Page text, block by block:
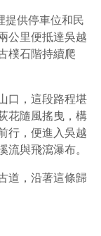
提供停車位和民
公里便抵達吳越
樸石階持續爬
口，這段路程堪
花隨風搖曳，構
行，便進入吳越
與飛瀉瀑布。
道，沿著這條歸